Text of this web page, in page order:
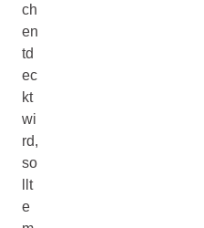
ch
en
td
ec
kt
wi
rd,
so
llt
e